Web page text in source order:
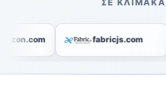
fabricjs.com